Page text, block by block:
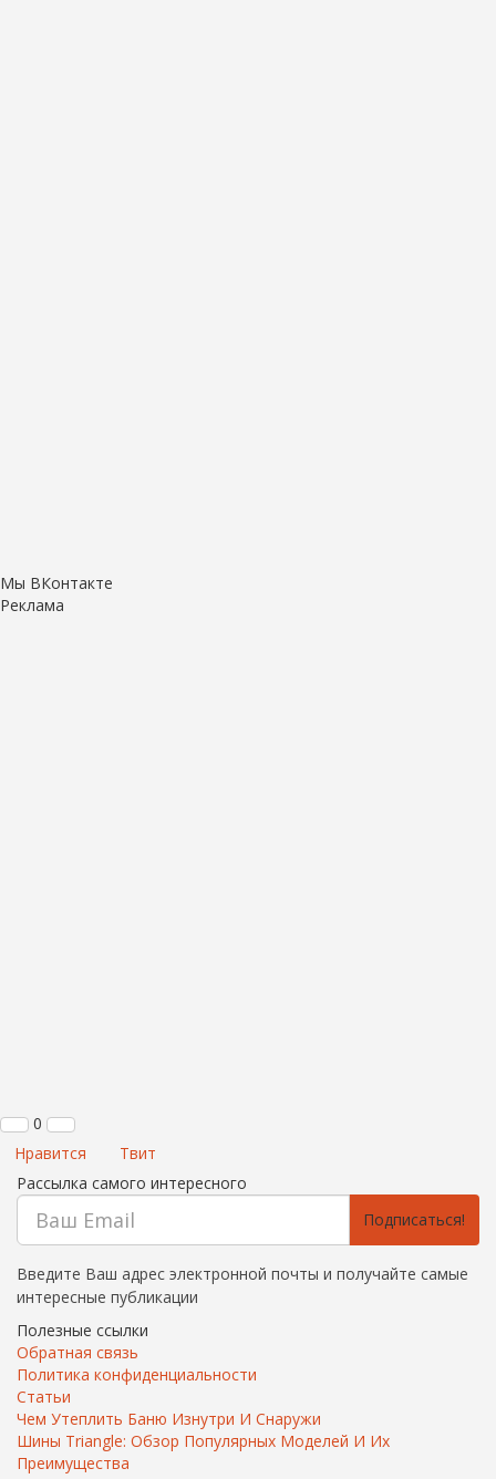
Мы ВКонтакте
Реклама
0
Нравится
Твит
Рассылка самого интересного
Подписаться!
Введите Ваш адрес электронной почты и получайте самые
интересные публикации
Полезные ссылки
Обратная связь
Политика конфиденциальности
Статьи
Чем Утеплить Баню Изнутри И Снаружи
Шины Triangle: Обзор Популярных Моделей И Их
Преимущества